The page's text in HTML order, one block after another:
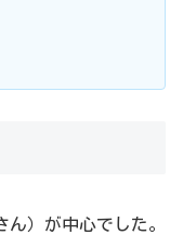
）が中心でした。